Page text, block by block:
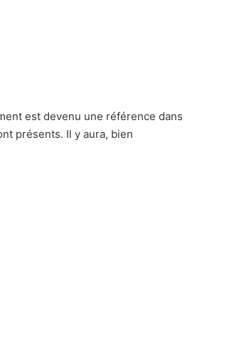
est devenu une référence dans
présents. Il y aura, bien